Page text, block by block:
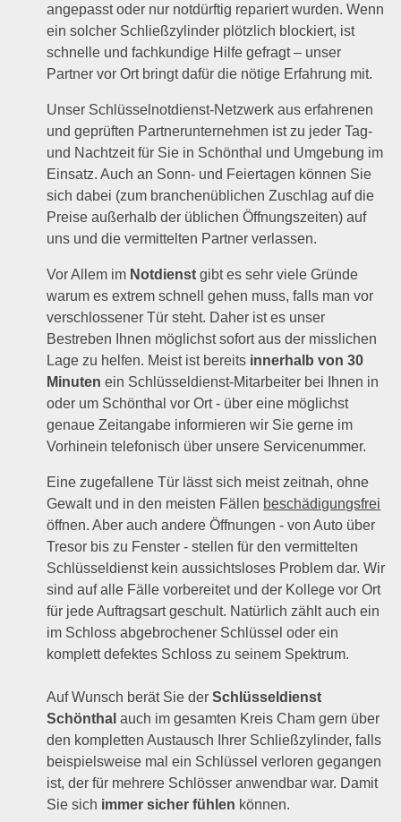
angepasst oder nur notdürftig repariert wurden. Wenn
ein solcher Schließzylinder plötzlich blockiert, ist
schnelle und fachkundige Hilfe gefragt – unser
Partner vor Ort bringt dafür die nötige Erfahrung mit.
Unser Schlüsselnotdienst-Netzwerk aus erfahrenen
und geprüften Partnerunternehmen ist zu jeder Tag-
und Nachtzeit für Sie in Schönthal und Umgebung im
Einsatz. Auch an Sonn- und Feiertagen können Sie
sich dabei (zum branchenüblichen Zuschlag auf die
Preise außerhalb der üblichen Öffnungszeiten) auf
uns und die vermittelten Partner verlassen.
Vor Allem im Notdienst gibt es sehr viele Gründe
warum es extrem schnell gehen muss, falls man vor
verschlossener Tür steht. Daher ist es unser
Bestreben Ihnen möglichst sofort aus der misslichen
Lage zu helfen. Meist ist bereits innerhalb von 30
Minuten ein Schlüsseldienst-Mitarbeiter bei Ihnen in
oder um Schönthal vor Ort - über eine möglichst
genaue Zeitangabe informieren wir Sie gerne im
Vorhinein telefonisch über unsere Servicenummer.
Eine zugefallene Tür lässt sich meist zeitnah, ohne
Gewalt und in den meisten Fällen beschädigungsfrei
öffnen. Aber auch andere Öffnungen - von Auto über
Tresor bis zu Fenster - stellen für den vermittelten
Schlüsseldienst kein aussichtsloses Problem dar. Wir
sind auf alle Fälle vorbereitet und der Kollege vor Ort
für jede Auftragsart geschult. Natürlich zählt auch ein
im Schloss abgebrochener Schlüssel oder ein
komplett defektes Schloss zu seinem Spektrum.
Auf Wunsch berät Sie derSchlüsseldienst
Schönthal auch im gesamten Kreis Cham gern über
den kompletten Austausch Ihrer Schließzylinder, falls
beispielsweise mal ein Schlüssel verloren gegangen
ist, der für mehrere Schlösser anwendbar war. Damit
Sie sich immer sicher fühlen können.